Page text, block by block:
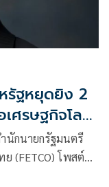
ศรษฐกิจโลก
นักนายกรัฐมนตรี
(FETCO) โพสต์ข้อ